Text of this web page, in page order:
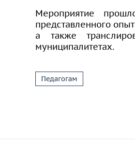
Мероприятие
представленного
а также
муниципалитетах.
Педагогам